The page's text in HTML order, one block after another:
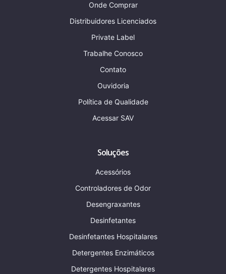
Onde Comprar
Distribuidores Licenciados
Private Label
Trabalhe Conosco
Contato
Ouvidoria
Política de Qualidade
Acessar SAV
Soluções
Acessórios
Controladores de Odor
Desengraxantes
Desinfetantes
Desinfetantes Hospitalares
Detergentes Enzimáticos
Detergentes Hospitalares